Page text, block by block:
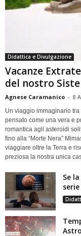
Didattica e Divulgazione
Vacanze
del nostro
Agnese Caramanico - 8
Un viaggio immaginario
pensato come una vera e
romantica agli asteroidi
fino alla “Morte Nera”
viaggiare oltre la Terra e
preziosa la nostra unica
Se